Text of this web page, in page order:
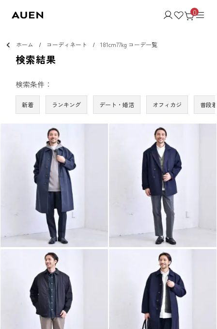
0
ホーム コーディネート 181cm77kg コーデ一覧
検索結果
検索条件：
新着 ランキング デート・婚活 オフィカジ 普段